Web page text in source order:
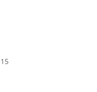
15